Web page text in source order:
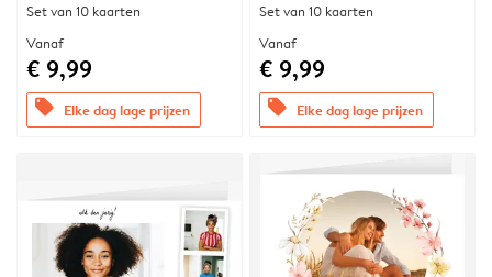
Set van 10 kaarten
Vanaf
€ 9,99
offers Elke dag lage prijzen
Set van 10 kaarten
Vanaf
€ 9,99
offers Elke dag lage prijzen